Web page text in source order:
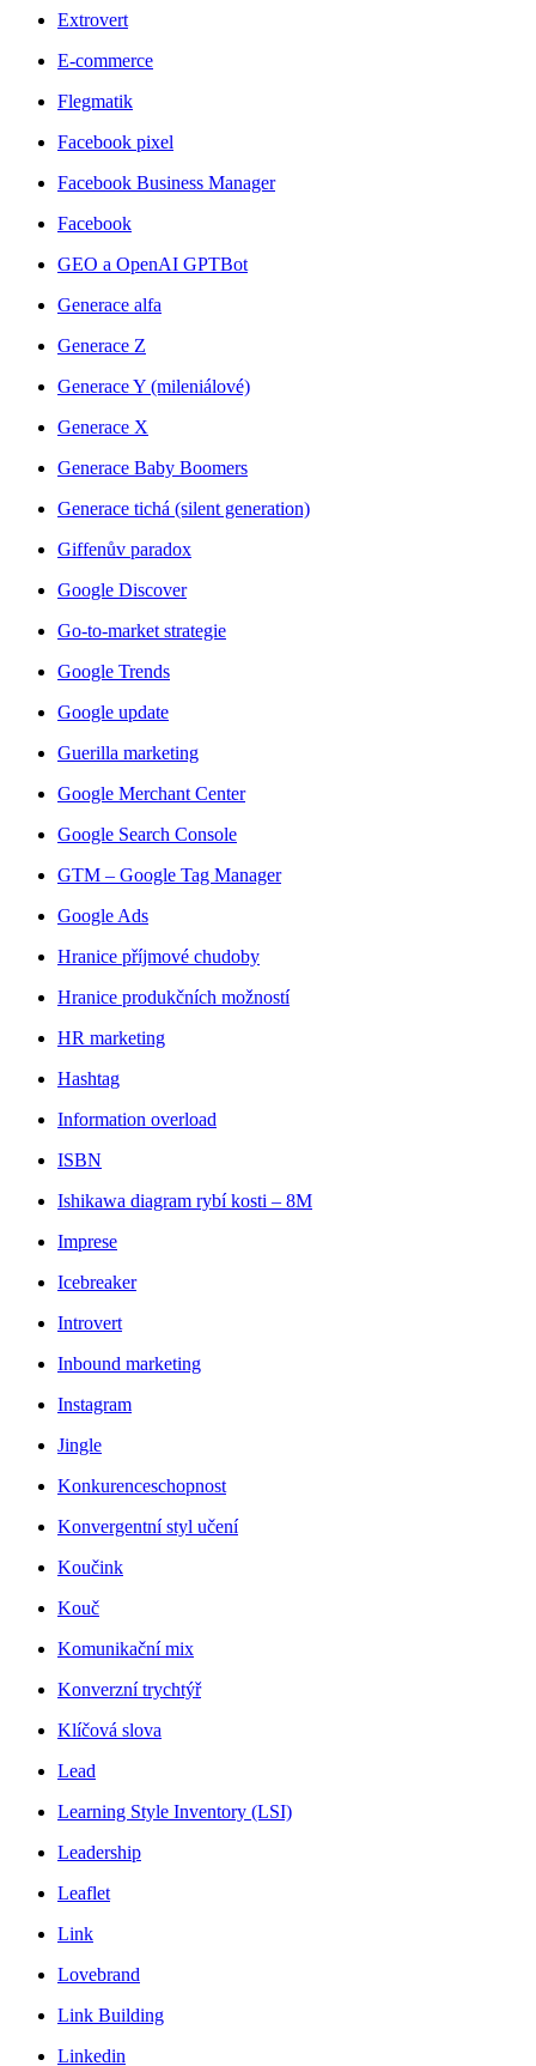
Extrovert
E-commerce
Flegmatik
Facebook pixel
Facebook Business Manager
Facebook
GEO a OpenAI GPTBot
Generace alfa
Generace Z
Generace Y (mileniálové)
Generace X
Generace Baby Boomers
Generace tichá (silent generation)
Giffenův paradox
Google Discover
Go-to-market strategie
Google Trends
Google update
Guerilla marketing
Google Merchant Center
Google Search Console
GTM – Google Tag Manager
Google Ads
Hranice příjmové chudoby
Hranice produkčních možností
HR marketing
Hashtag
Information overload
ISBN
Ishikawa diagram rybí kosti – 8M
Imprese
Icebreaker
Introvert
Inbound marketing
Instagram
Jingle
Konkurenceschopnost
Konvergentní styl učení
Koučink
Kouč
Komunikační mix
Konverzní trychtýř
Klíčová slova
Lead
Learning Style Inventory (LSI)
Leadership
Leaflet
Link
Lovebrand
Link Building
Linkedin